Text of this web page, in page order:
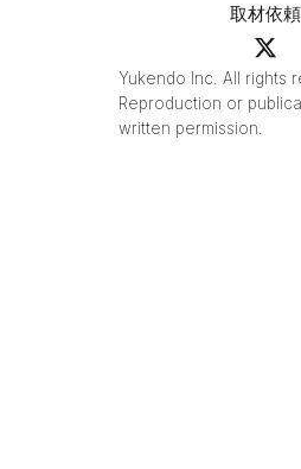
取材依頼
Yukendo Inc. All rights
Reproduction or
written permission.